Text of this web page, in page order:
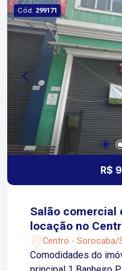
Cód. 299171
R$
Salão comercial
locação no
Centro - Sorocaba/
Comodidades do imóvel: Piso inferior: